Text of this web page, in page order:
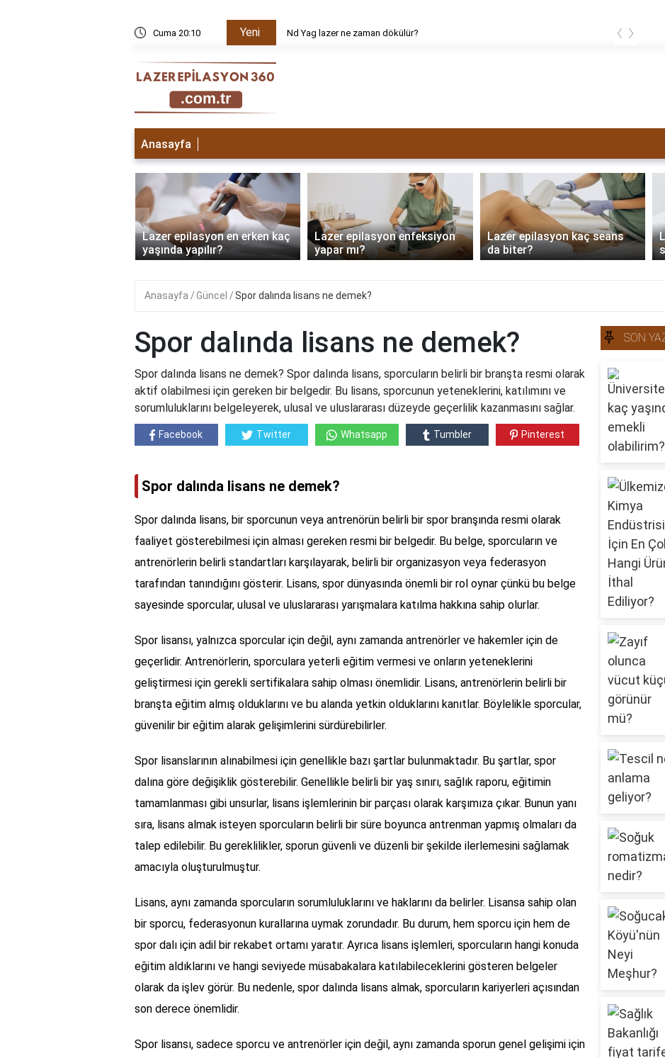
Cuma 20:10 Yeni Nd Yag lazer ne zaman dökülür? ‹ ›
Anasayfa
Lazer epilasyon en erken kaç
yaşında yapılır?
Lazer epilasyon enfeksiyon
yapar mı?
Lazer epilasyon kaç seans
da biter?
‹
Anasayfa Güncel Spor dalında lisans ne demek?
Spor dalında lisans ne demek?
Spor dalında lisans ne demek? Spor dalında lisans, sporcuların belirli bir branşta resmi olarak
aktif olabilmesi için gereken bir belgedir. Bu lisans, sporcunun yeteneklerini, katılımını ve
sorumluluklarını belgeleyerek, ulusal ve uluslararası düzeyde geçerlilik kazanmasını sağlar.
Facebook Twitter Whatsapp Tumbler Pinterest
Spor dalında lisans ne demek?
Spor dalında lisans, bir sporcunun veya antrenörün belirli bir spor branşında resmi olarak
faaliyet gösterebilmesi için alması gereken resmi bir belgedir. Bu belge, sporcuların ve
antrenörlerin belirli standartları karşılayarak, belirli bir organizasyon veya federasyon
tarafından tanındığını gösterir. Lisans, spor dünyasında önemli bir rol oynar çünkü bu belge
sayesinde sporcular, ulusal ve uluslararası yarışmalara katılma hakkına sahip olurlar.
Spor lisansı, yalnızca sporcular için değil, aynı zamanda antrenörler ve hakemler için de
geçerlidir. Antrenörlerin, sporculara yeterli eğitim vermesi ve onların yeteneklerini
geliştirmesi için gerekli sertifikalara sahip olması önemlidir. Lisans, antrenörlerin belirli bir
branşta eğitim almış olduklarını ve bu alanda yetkin olduklarını kanıtlar. Böylelikle sporcular,
güvenilir bir eğitim alarak gelişimlerini sürdürebilirler.
Spor lisanslarının alınabilmesi için genellikle bazı şartlar bulunmaktadır. Bu şartlar, spor
dalına göre değişiklik gösterebilir. Genellikle belirli bir yaş sınırı, sağlık raporu, eğitimin
tamamlanması gibi unsurlar, lisans işlemlerinin bir parçası olarak karşımıza çıkar. Bunun yanı
sıra, lisans almak isteyen sporcuların belirli bir süre boyunca antrenman yapmış olmaları da
talep edilebilir. Bu gereklilikler, sporun güvenli ve düzenli bir şekilde ilerlemesini sağlamak
amacıyla oluşturulmuştur.
Lisans, aynı zamanda sporcuların sorumluluklarını ve haklarını da belirler. Lisansa sahip olan
bir sporcu, federasyonun kurallarına uymak zorundadır. Bu durum, hem sporcu için hem de
spor dalı için adil bir rekabet ortamı yaratır. Ayrıca lisans işlemleri, sporcuların hangi konuda
eğitim aldıklarını ve hangi seviyede müsabakalara katılabileceklerini gösteren belgeler
olarak da işlev görür. Bu nedenle, spor dalında lisans almak, sporcuların kariyerleri açısından
son derece önemlidir.
Spor lisansı, sadece sporcu ve antrenörler için değil, aynı zamanda sporun genel gelişimi için
SON